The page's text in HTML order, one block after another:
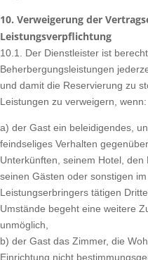
10. Verweigerung der
Leistungsverpflichtung
10.1. Der Dienstleister ist
Beherbergungsleistungen
und damit die Reservierung zu
Leistungen zu verweigern, wenn:
a) der Gast ein beleidigendes,
feindseliges Verhalten
Unterkünften, seinem Hotel,
seinen Gästen oder sonstigen
Leistungserbringers tätigen
Umstände begeht eine weitere
unmöglich,
b) der Gast das Zimmer, die
Einrichtung nicht